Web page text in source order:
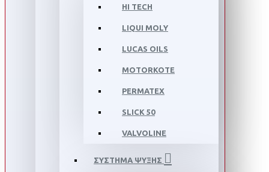
HI TECH
LIQUI MOLY
LUCAS OILS
MOTORKOTE
PERMATEX
SLICK 50
VALVOLINE
ΣΥΣΤΗΜΑ ΨΥΞΗΣ